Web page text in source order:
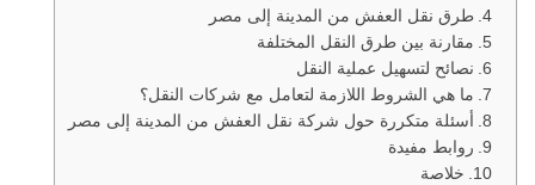
طرق نقل العفش من المدينة إلى مصر
مقارنة بين طرق النقل المختلفة
نصائح لتسهيل عملية النقل
ما هي الشروط اللازمة لتعامل مع شركات النقل؟
أسئلة متكررة حول شركة نقل العفش من المدينة إلى مصر
روابط مفيدة
خلاصة